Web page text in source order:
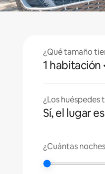
¿Qué tamaño
1 habitación
¿Los huéspedes
Sí, el lugar
¿Cuántas